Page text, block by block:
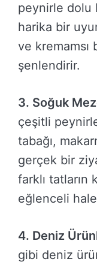
peynirle dolu
harika bir
ve kremamsı
şenlendirir.
3. Soğuk
çeşitli
tabağı,
gerçek bir
farklı tatların
eğlenceli
4. Deniz
gibi deniz